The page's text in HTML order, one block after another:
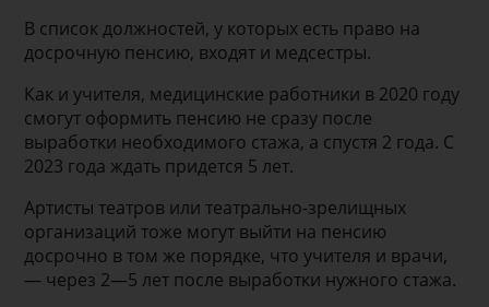
В список должностей, у которых есть право на
досрочную пенсию, входят и медсестры.
Как и учителя, медицинские работники в 2020 году
смогут оформить пенсию не сразу после
выработки необходимого стажа, а спустя 2 года. С
2023 года ждать придется 5 лет.
Артисты театров или театрально-зрелищных
организаций тоже могут выйти на пенсию
досрочно в том же порядке, что учителя и врачи,
— через 2—5 лет после выработки нужного стажа.